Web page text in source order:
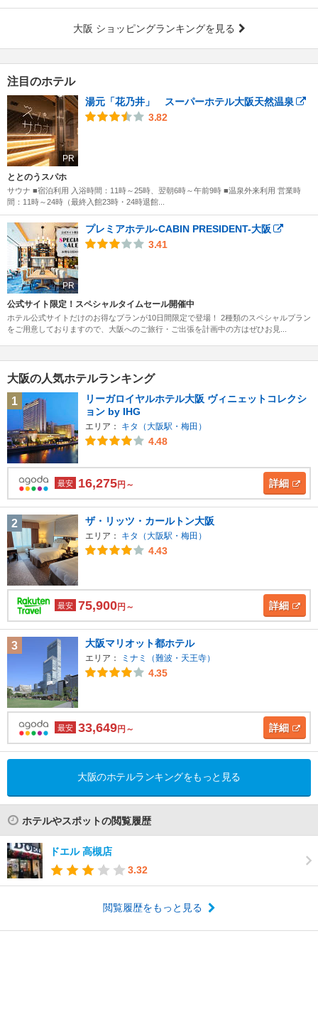
大阪 ショッピングランキングを見る
注目のホテル
PR
湯元「花乃井」 スーパーホテル大阪天然温泉
3.82
ととのうスパホ
サウナ ■宿泊利用 入浴時間：11時～25時、翌朝6時～午前9時 ■温泉外来利用 営業時
間：11時～24時（最終入館23時・24時退館...
PR
プレミアホテル-CABIN PRESIDENT-大阪
3.41
公式サイト限定！スペシャルタイムセール開催中
ホテル公式サイトだけのお得なプランが10日間限定で登場！ 2種類のスペシャルプラン
をご用意しておりますので、大阪へのご旅行・ご出張を計画中の方はぜひお見...
大阪の人気ホテルランキング
1
リーガロイヤルホテル大阪 ヴィニェットコレクシ
ョン by IHG
エリア： キタ（大阪駅・梅田）
4.48
最安 16,275円～ 詳細
2 ザ・リッツ・カールトン大阪
エリア： キタ（大阪駅・梅田）
4.43
最安 75,900円～ 詳細
3 大阪マリオット都ホテル
エリア： ミナミ（難波・天王寺）
4.35
最安 33,649円～ 詳細
大阪のホテルランキングをもっと見る
ホテルやスポットの閲覧履歴
ドエル 高槻店
3.32
閲覧履歴をもっと見る